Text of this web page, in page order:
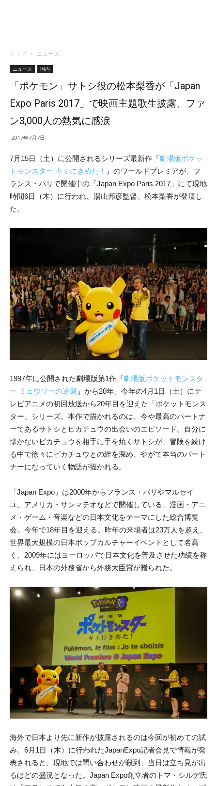
トップ ニュース
ニュース 国内
「ポケモン」サトシ役の松本梨香が「Japan
Expo Paris 2017」で映画主題歌生披露、ファ
ン3,000人の熱気に感涙
2017年7月7日
7月15日（土）に公開されるシリーズ最新作『劇場版ポケッ
トモンスター キミにきめた！ 』のワールドプレミアが、フ
ランス・パリで開催中の「Japan Expo Paris 2017」にて現地
時間6日（木）に行われ、湯山邦彦監督、松本梨香が登壇し
た。
1997年に公開された劇場版第1作『劇場版ポケットモンスタ
ー ミュウツーの逆襲 』から20年、今年の4月1日（土）にテ
レビアニメの初回放送から20年目を迎えた「ポケットモンス
ター」シリーズ。本作で描かれるのは、今や最高のパートナ
ーであるサトシとピカチュウの出会いのエピソード。自分に
懐かないピカチュウを相手に手を焼くサトシが、冒険を続け
る中で徐々にピカチュウとの絆を深め、やがて本当のパート
ナーになっていく物語が描かれる。
「Japan Expo」は2000年からフランス・パリやマルセイ
ユ、アメリカ・サンマテオなどで開催している、漫画・アニ
メ・ゲーム・音楽などの日本文化をテーマにした総合博覧
会。今年で18年目を迎える。昨年の来場者は23万人を超え、
世界最大規模の日本ポップカルチャーイベントとして名高
く、2009年にはヨーロッパで日本文化を普及させた功績を称
えられ、日本の外務省から外務大臣賞が贈られた。
海外で日本より先に新作が披露されるのは今回が初めての試
み。6月1日（木）に行われたJapanExpo記者会見で情報が発
表されると、現地では問い合わせが殺到、当日は立ち見が出
るほどの盛況となった。Japan Expo創立者のトマ・シルデ氏